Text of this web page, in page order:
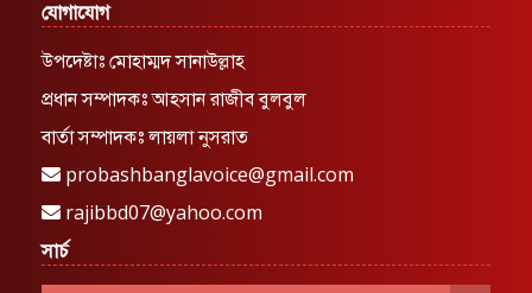
যোগাযোগ
উপদেষ্টাঃ মোহাম্মদ সানাউল্লাহ
প্রধান সম্পাদকঃ আহসান রাজীব বুলবুল
বার্তা সম্পাদকঃ লায়লা নুসরাত
probashbanglavoice@gmail.com
rajibbd07@yahoo.com
সার্চ